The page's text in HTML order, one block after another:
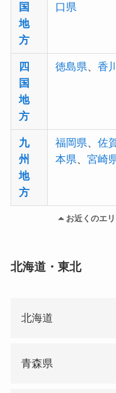
国
地
方
口県
四
国
地
方
徳島県、香
九
州
地
方
福岡県、佐
本県、宮崎
お近くのエ
北海道・東北
北海道
青森県